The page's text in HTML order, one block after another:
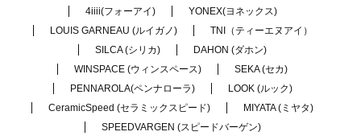
4iiii(フォーアイ)
YONEX(ヨネックス)
LOUIS GARNEAU (ルイガノ)
TNI（ティーエヌアイ）
SILCA (シリカ)
DAHON (ダホン)
WINSPACE (ウィンスペース)
SEKA (セカ)
PENNAROLA(ペンナローラ)
LOOK (ルック)
CeramicSpeed (セラミックスピード)
MIYATA (ミヤタ)
SPEEDVARGEN (スピードバーゲン)